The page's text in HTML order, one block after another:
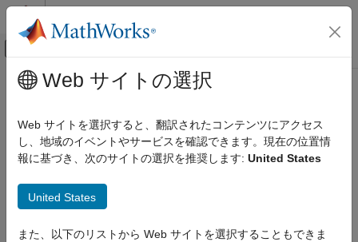
コンテンツへスキップ
オフキャンバス ナビゲーション メ
ドキュメンテーションのホーム
カテゴリ
Computer Vision Toolbox
Image Acquisition Toolbox
Image Processing Toolbox
Lidar Toolbox
メインコンテンツ
Web サイトの選択
Web サイトを選択すると、翻訳されたコンテンツにアクセス
し、地域のイベントやサービスを確認できます。現在の位置情
報に基づき、次のサイトの選択を推奨します: United States
United States
また、以下のリストから Web サイトを選択することもできま